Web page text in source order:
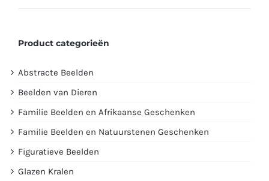
Product categorieën
Abstracte Beelden
Beelden van Dieren
Familie Beelden en Afrikaanse Geschenken
Familie Beelden en Natuurstenen Geschenken
Figuratieve Beelden
Glazen Kralen